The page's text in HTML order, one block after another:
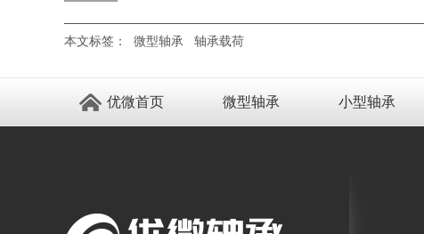
本文标签： 微型轴承 轴承载荷
优微首页 微型轴承 小型轴承